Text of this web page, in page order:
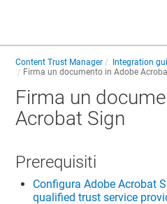
Content Trust Manager Integration
Firma un documento in Adobe
Firma un
Acrobat Sign
Prerequisiti
Configura Adobe Acrobat
qualified trust service